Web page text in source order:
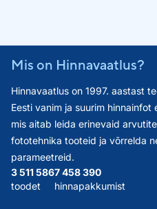
Mis on Hinnavaatlus?
Hinnavaatlus on 1997. aastast
Eesti vanim ja suurim
mis aitab leida erinevaid
fototehnika tooteid ja võrrelda
parameetreid.
3 511 586
toodet
7 458 390
hinnapakkumist